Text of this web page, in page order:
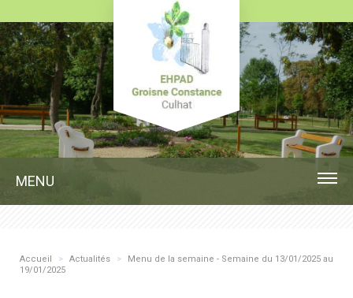
MENU
Accueil > Actualités >
Menu de la semaine - Semaine du 13/01/2025 au
19/01/2025